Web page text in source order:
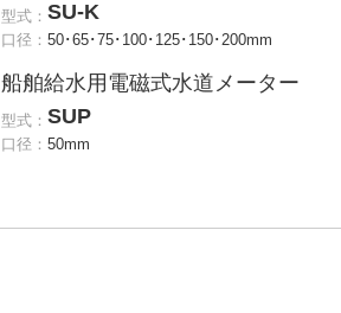
型式： SU-K
口径： 50･65･75･100･125･150･200mm
船舶給水用電磁式水道メーター
型式： SUP
口径： 50mm